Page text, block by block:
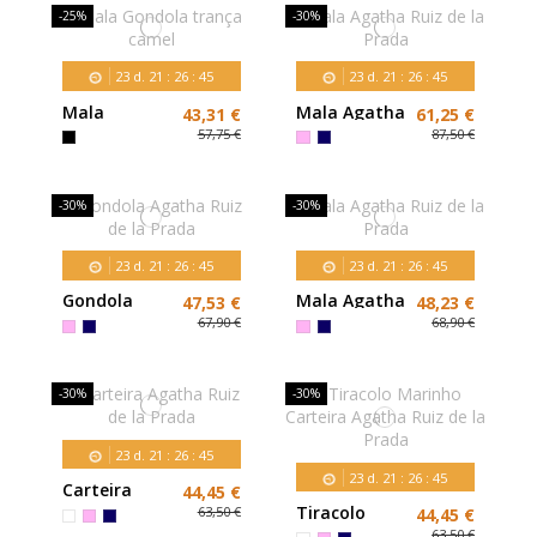
-25%
23d. 21 : 26: 43
Mala
Gondola
trança
43,31 €
57,75 €
-30%
23 d. 21 : 26 :43
Mala Agatha
Ruiz de la
Prada
61,25 €
87,50 €
-30%
23d. 21 : 26: 43
Gondola
Agatha Ruiz
de la Prada
47,53 €
67,90 €
-30%
23 d. 21 : 26 :43
Mala Agatha
Ruiz de la
Prada
48,23 €
68,90 €
-30%
23d. 21 : 26: 43
Carteira
Agatha Ruiz
de la Prada
44,45 €
63,50 €
-30%
23 d. 21 : 26 :43
Tiracolo
Marinho
44,45 €